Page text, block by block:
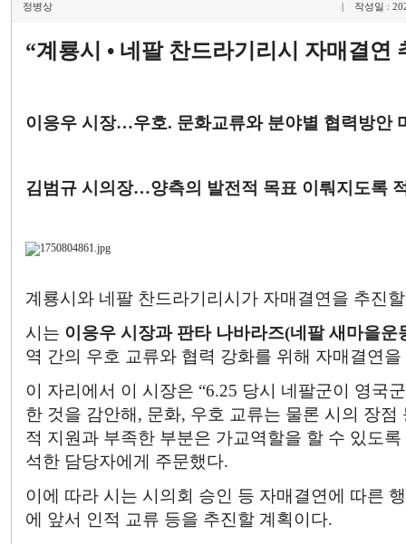
정병상 | 작성일 :
“계룡시 • 네팔 찬드라기리시 자매결연
이응우 시장…우호. 문화교류와 분야별 협력방안
김범규 시의장…양측의 발전적 목표 이뤄지도록
계룡시와 네팔 찬드라기리시가 자매결연을 추진
시는 이응우 시장과 판타 나바라즈(네팔 새마을운
역 간의 우호 교류와 협력 강화를 위해 자매결연
이 자리에서 이 시장은 “6.25 당시 네팔군이 영국
한 것을 감안해, 문화, 우호 교류는 물론 시의 장
적 지원과 부족한 부분은 가교역할을 할 수 있도
석한 담당자에게 주문했다.
이에 따라 시는 시의회 승인 등 자매결연에 따른
에 앞서 인적 교류 등을 추진할 계획이다.